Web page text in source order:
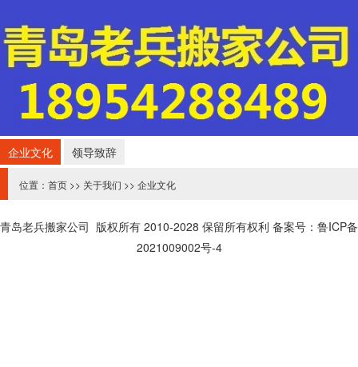
企业文化 领导致辞
位置： 首页 >> 关于我们 >> 企业文化
青岛老兵搬家公司 版权所有 2010-2028 保留所有权利 备案号 ：鲁ICP备
2021009002号-4